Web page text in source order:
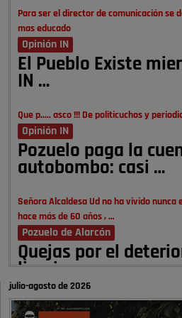
Para ser el director de comunicación se
mas educado
Opinión IN
El Pueblo Existe
IN …
Que p..... asco !!! De politicuchos y
Opinión IN
Pozuelo paga la
autobombo: casi …
Señora Alcaldesa Ud no ha vivido nunca
hace más de 60 años , …
Pozuelo de Alarcón
Quejas por el
limpieza …
A ver si es posible que haya vivienda
julio-agosto de 2026